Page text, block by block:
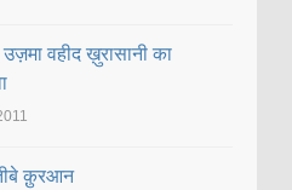
वहीद ख़ुरासानी का
क़ुरआन